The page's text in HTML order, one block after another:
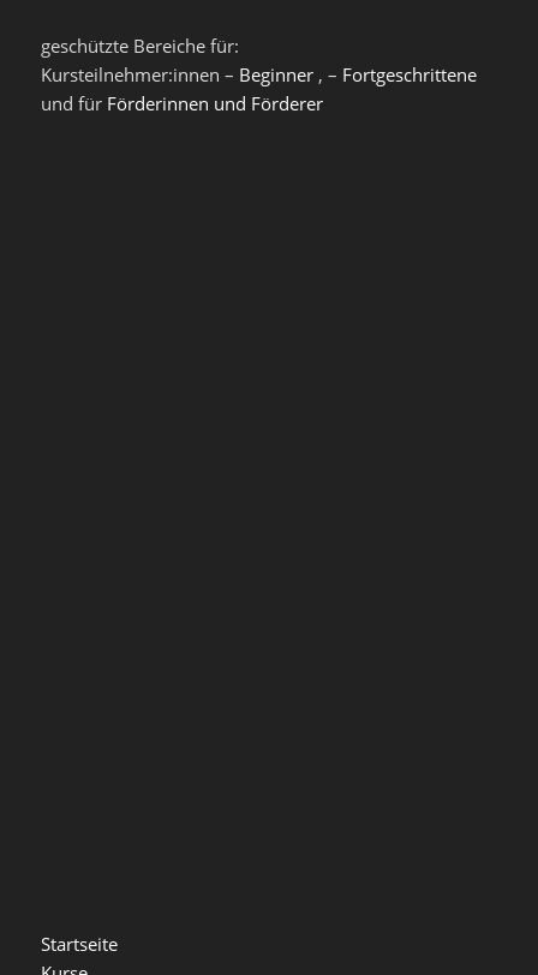
geschützte Bereiche für:
Kursteilnehmer:innen – Beginner, – Fortgeschrittene
und für Förderinnen und Förderer
Startseite